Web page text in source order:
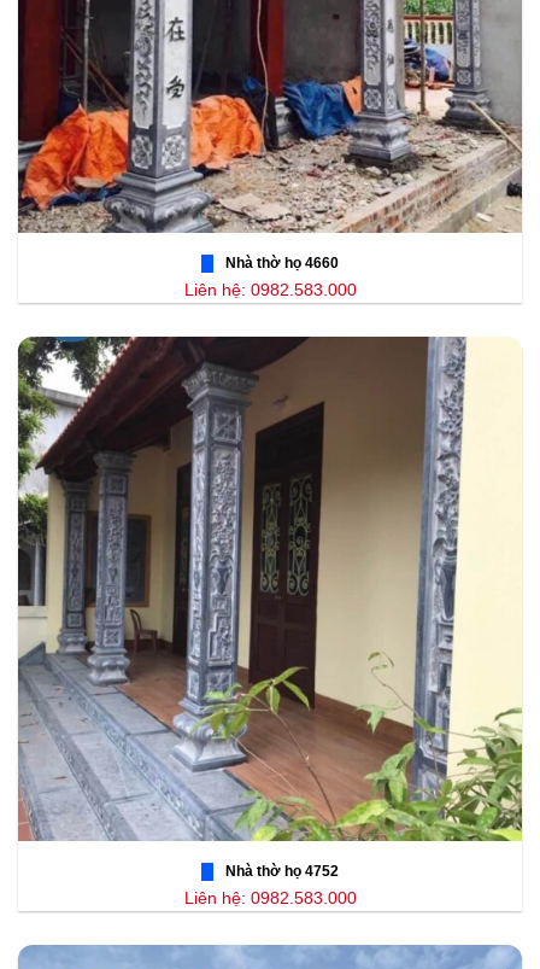
Nhà thờ họ 4660
Liên hệ: 0982.583.000
Nhà thờ họ 4752
Liên hệ: 0982.583.000